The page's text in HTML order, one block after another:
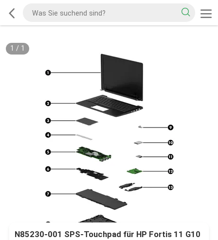
1 / 1
N85230-001 SPS-Touchpad für HP Fortis 11 G10